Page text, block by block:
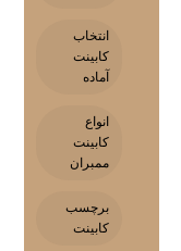
انتخاب
کابینت
آماده
انواع
کابینت
ممبران
برچسب
کابینت